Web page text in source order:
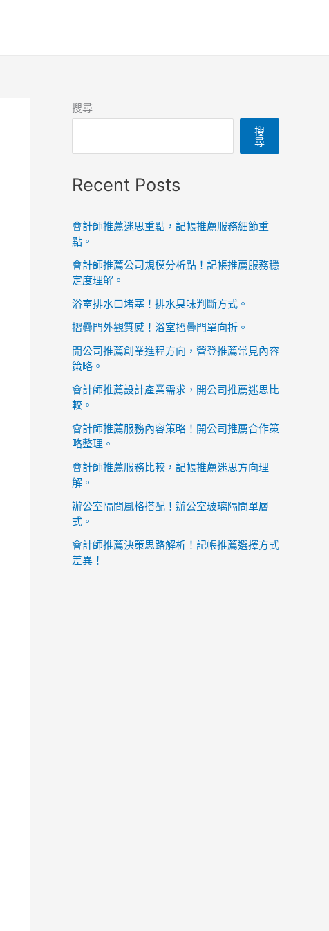
搜尋
搜
尋
Recent Posts
會計師推薦迷思重點，記帳推薦服務細節重
點。
會計師推薦公司規模分析點！記帳推薦服務穩
定度理解。
浴室排水口堵塞！排水臭味判斷方式。
摺疊門外觀質感！浴室摺疊門單向折。
開公司推薦創業進程方向，營登推薦常見內容
策略。
會計師推薦設計產業需求，開公司推薦迷思比
較。
會計師推薦服務內容策略！開公司推薦合作策
略整理。
會計師推薦服務比較，記帳推薦迷思方向理
解。
辦公室隔間風格搭配！辦公室玻璃隔間單層
式。
會計師推薦決策思路解析！記帳推薦選擇方式
差異！